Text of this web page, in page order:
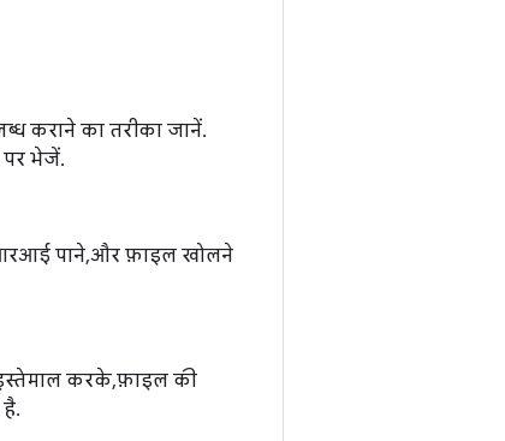
कराने का तरीका जानें.
भेजें.
पाने, और फ़ाइल खोलने
करके, फ़ाइल की